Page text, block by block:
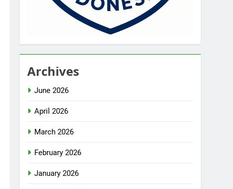
Archives
June 2026
April 2026
March 2026
February 2026
January 2026